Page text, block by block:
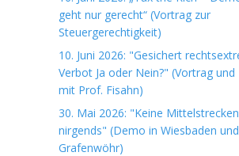
geht nur gerecht“ (Vortrag zur
Steuergerechtigkeit)
10. Juni 2026: "Gesichert
Verbot Ja oder Nein?" (Vortrag und
mit Prof. Fisahn)
30. Mai 2026: "Keine
nirgends" (Demo in Wiesbaden und
Grafenwöhr)